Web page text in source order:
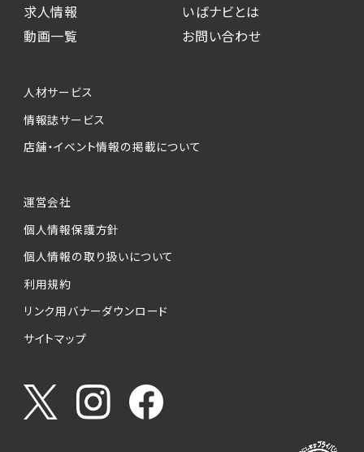
求人情報
動画一覧
いばナビとは
お問い合わせ
人材サービス
情報誌サービス
店舗・イベント情報の掲載について
運営会社
個人情報保護方針
個人情報の取り扱いについて
利用規約
リンク用バナーダウンロード
サイトマップ